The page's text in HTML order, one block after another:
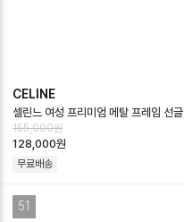
CELINE
셀린느 여성 프리미엄 메탈 프레임 선글
라스 - Celine Womens Premium
Me…
155,000원
128,000원
무료배송
51